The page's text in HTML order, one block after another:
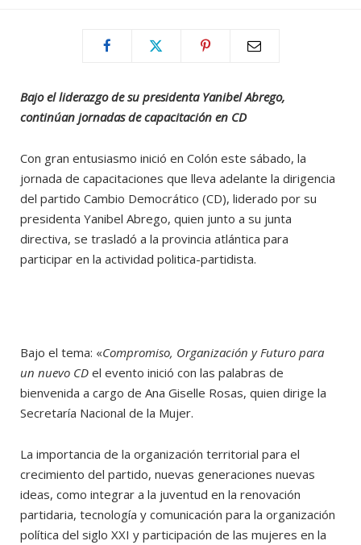
Bajo el liderazgo de su presidenta Yanibel Abrego,
continúan jornadas de capacitación en CD
Con gran entusiasmo inició en Colón este sábado, la
jornada de capacitaciones que lleva adelante la dirigencia
del partido Cambio Democrático (CD), liderado por su
presidenta Yanibel Abrego, quien junto a su junta
directiva, se trasladó a la provincia atlántica para
participar en la actividad politica-partidista.
Bajo el tema: «Compromiso, Organización y Futuro para
un nuevo CD el evento inició con las palabras de
bienvenida a cargo de Ana Giselle Rosas, quien dirige la
Secretaría Nacional de la Mujer.
La importancia de la organización territorial para el
crecimiento del partido, nuevas generaciones nuevas
ideas, como integrar a la juventud en la renovación
partidaria, tecnología y comunicación para la organización
política del siglo XXI y participación de las mujeres en la